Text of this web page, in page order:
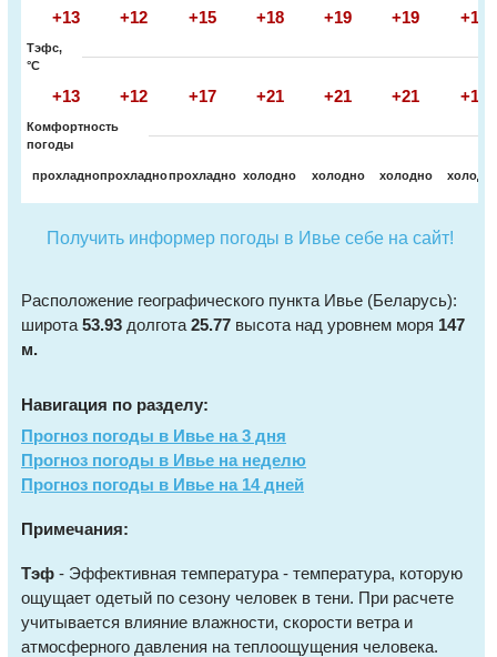
+13 +12 +15 +18 +19 +19 +17
Тэфс,
°C
+13 +12 +17 +21 +21 +21 +17
Комфортность
погоды
прохладнопрохладнопрохладно холодно холодно холодно
Получить информер погоды в Ивье себе на сайт!
Расположение географического пункта Ивье (Беларусь):
широта 53.93 долгота 25.77 высота над уровнем моря 147
м.
Навигация по разделу:
Прогноз погоды в Ивье на 3 дня
Прогноз погоды в Ивье на неделю
Прогноз погоды в Ивье на 14 дней
Примечания:
Тэф - Эффективная температура - температура, которую
ощущает одетый по сезону человек в тени. При расчете
учитывается влияние влажности, скорости ветра и
атмосферного давления на теплоощущения человека.